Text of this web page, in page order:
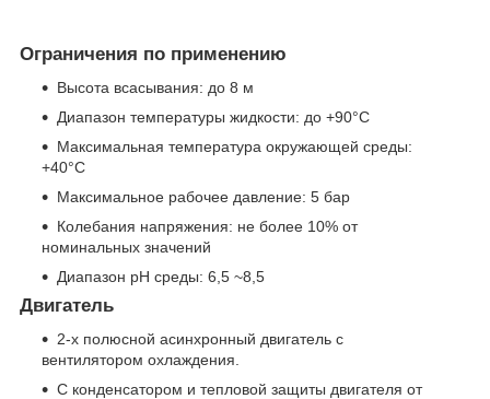
Ограничения по применению
Высота всасывания: до 8 м
Диапазон температуры жидкости: до +90°С
Максимальная температура окружающей среды:
+40°С
Максимальное рабочее давление: 5 бар
Колебания напряжения: не более 10% от
номинальных значений
Диапазон pH среды: 6,5 ~8,5
Двигатель
2-х полюсной асинхронный двигатель с
вентилятором охлаждения.
С конденсатором и тепловой защиты двигателя от